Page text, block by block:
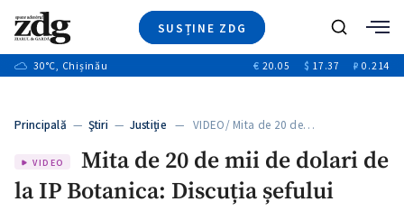
SUSȚINE ZDG
Ştiri
+9
Special
+1
Blog
Caută
30°C, Chișinău € 20.05 $ 17.37 ₽ 0.214
Principală — Ştiri — Justiție— VIDEO/ Mita de 20 de…
VIDEO
Mita de 20 de mii de dolari de
la IP Botanica: Discuția șefului